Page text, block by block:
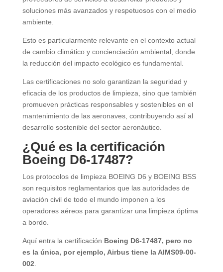
soluciones más avanzados y respetuosos con el medio
ambiente.
Esto es particularmente relevante en el contexto actual
de cambio climático y concienciación ambiental, donde
la reducción del impacto ecológico es fundamental.
Las certificaciones no solo garantizan la seguridad y
eficacia de los productos de limpieza, sino que también
promueven prácticas responsables y sostenibles en el
mantenimiento de las aeronaves, contribuyendo así al
desarrollo sostenible del sector aeronáutico.
¿Qué es la certificación
Boeing D6-17487?
Los protocolos de limpieza BOEING D6 y BOEING BSS
son requisitos reglamentarios que las autoridades de
aviación civil de todo el mundo imponen a los
operadores aéreos para garantizar una limpieza óptima
a bordo.
Aquí entra la certificación Boeing D6-17487, pero no
es la única, por ejemplo, Airbus tiene la AIMS09-00-
002